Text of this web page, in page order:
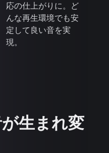
応の仕上がりに。ど
んな再生環境でも安
定して良い音を実
現。
生まれ変